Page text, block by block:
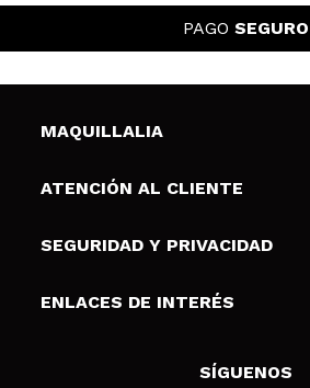
PAGO SEGURO
MAQUILLALIA
Sobre nosotros
Tarjetas de Regalo
ATENCIÓN AL CLIENTE
Envíos y devoluciones
Formas de pago
SEGURIDAD Y PRIVACIDAD
Terminos y condiciones de uso
Política de cookies
ENLACES DE INTERÉS
SÍGUENOS